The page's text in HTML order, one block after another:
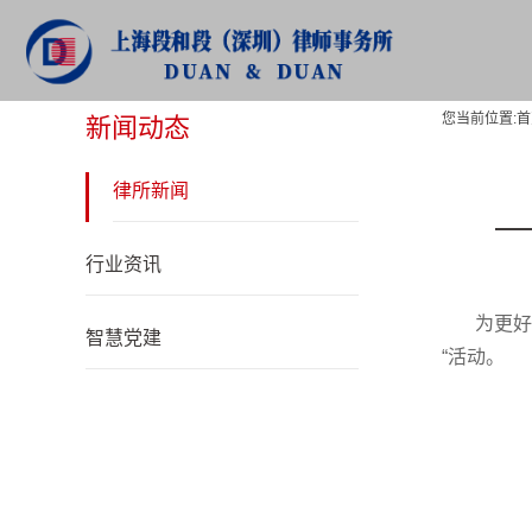
新闻动态
新闻动态
律所新闻
行业资讯
智慧党建
您当前位置:
为更
“活动。